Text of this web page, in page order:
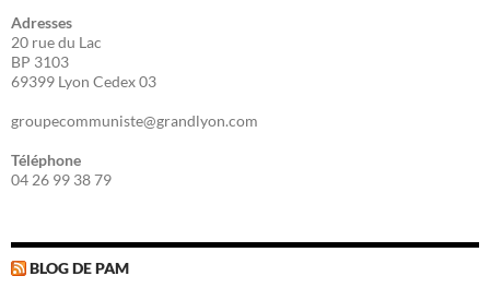
Adresses
20 rue du Lac
BP 3103
69399 Lyon Cedex 03
groupecommuniste@grandlyon.com
Téléphone
04 26 99 38 79
BLOG DE PAM